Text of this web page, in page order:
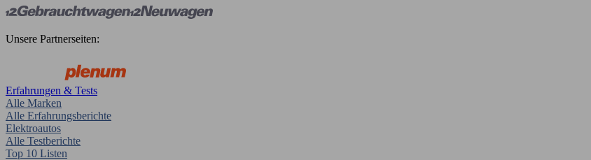
Unsere Partnerseiten:
Erfahrungen & Tests
Alle Marken
Alle Erfahrungsberichte
Elektroautos
Alle Testberichte
Top 10 Listen